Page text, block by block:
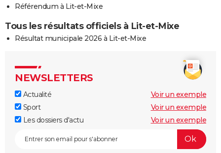
Référendum à Lit-et-Mixe
Tous les résultats officiels à Lit-et-Mixe
Résultat municipale 2026 à Lit-et-Mixe
NEWSLETTERS
Actualité
Voir un exemple
Sport
Voir un exemple
Les dossiers d'actu
Voir un exemple